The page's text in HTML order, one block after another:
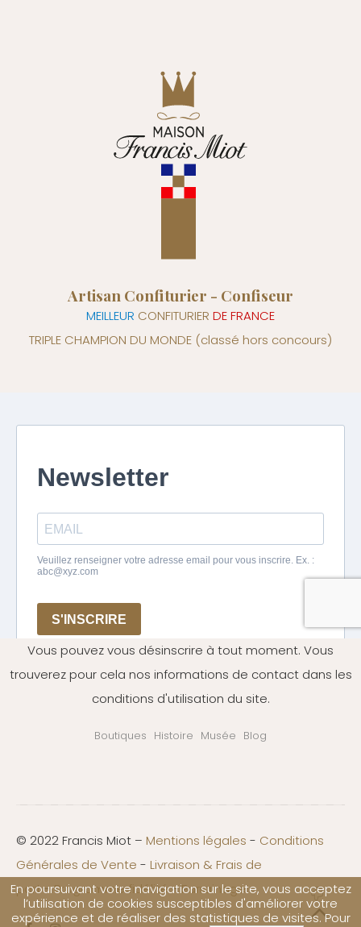
Artisan Confiturier - Confiseur
MEILLEUR CONFITURIER DE FRANCE
TRIPLE CHAMPION DU MONDE (classé hors concours)
Vous pouvez vous désinscrire à tout moment. Vous
trouverez pour cela nos informations de contact dans les
conditions d'utilisation du site.
Boutiques Histoire Musée Blog
© 2022 Francis Miot – Mentions légales - Conditions
Générales de Vente - Livraison & Frais de
port-Programme fidélité-Parrainage
En poursuivant votre navigation sur le site, vous acceptez
l’utilisation de cookies susceptibles d'améliorer votre
expérience et de réaliser des statistiques de visites. Pour